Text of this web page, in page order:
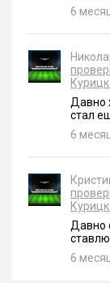
6
Давно
стал
6
Давно
ставлю
6